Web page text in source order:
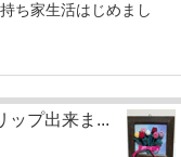
ち家生活はじめまし
ップ出来ま...